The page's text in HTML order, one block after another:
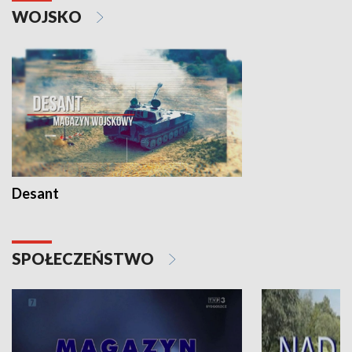
WOJSKO
Desant
SPOŁECZEŃSTWO